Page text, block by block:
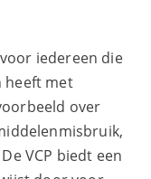
iedereen die
heeft met
over
VCP biedt een